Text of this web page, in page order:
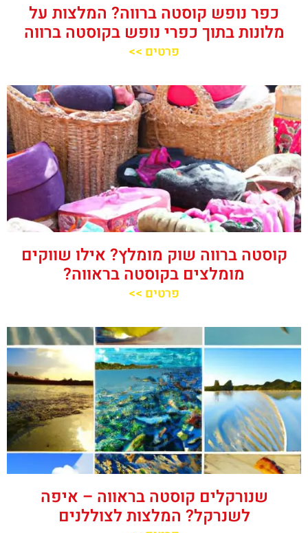
כפר נופש קוסטה ברווה? המלצות על
מלונות בתוך כפרי נופש בקוסטה ברווה
פרטים >>
קוסטה ברווה שוק מומלץ? אילו שווקים
מומלצים בקוסטה בראווה?
פרטים >>
שנורקלים קוסטה בראווה – איפה
לשנרקל? המלצות לצוללנים